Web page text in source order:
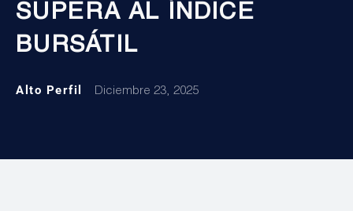
SUPERA AL ÍNDICE
BURSÁTIL
Alto Perfil Diciembre 23, 2025